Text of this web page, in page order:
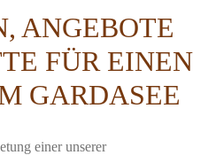
ANGEBOTE
FÜR EINEN
GARDASEE
einer unserer